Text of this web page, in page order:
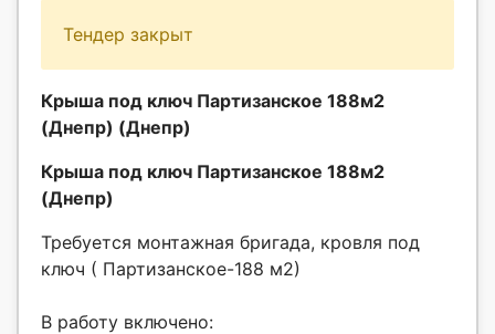
Тендер закрыт
Крыша под ключ Партизанское 188м2
(Днепр) (Днепр)
Крыша под ключ Партизанское 188м2
(Днепр)
Требуется монтажная бригада, кровля под
ключ ( Партизанское-188 м2)
В работу включено: